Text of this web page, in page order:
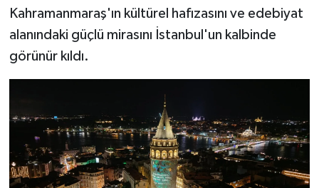
Kahramanmaraş'ın kültürel hafızasını ve edebiyat
alanındaki güçlü mirasını İstanbul'un kalbinde
görünür kıldı.